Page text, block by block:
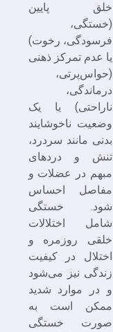
خلق پایین
(خستگی،
فرسودگی، رخوت)
یا عدم تمرکز ذهنی
(حواس‌پرتی،
درماندگی،
ناراحتی) یا یک
وضعیت ناخوشایند
بدنی مانند سردرد،
تنش و دردهای
مبهم در عضلات و
مفاصل احساس
شود. خستگی
شامل اختلالات
خلقی روزمره و
اختلال در کیفیت
زندگی نیز می‌شود
و در موارد شدید
ممکن است به
صورت خستگی